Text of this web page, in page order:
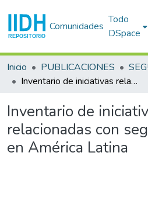
Comunidades
Todo
DSpace
Inicio PUBLICACIONES
Inventario de iniciativas relacionadas con seguridad humana en América Latina
Inventario de
relacionadas con
en América Latina